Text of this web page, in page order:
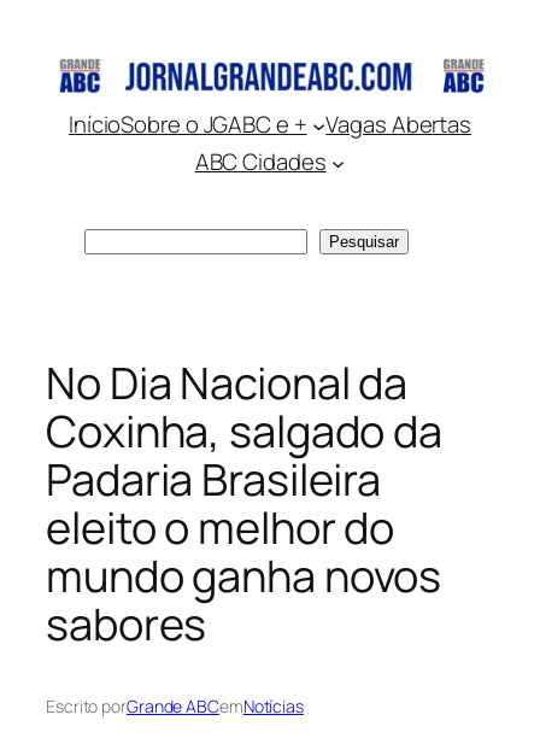
conteúdo
InícioSobre o JGABC e +
Vagas Abertas
ABC Cidades
Pesquisar
No Dia Nacional da
Coxinha, salgado da
Padaria Brasileira
eleito o melhor do
mundo ganha novos
sabores
Escrito porGrande ABCemNotícias